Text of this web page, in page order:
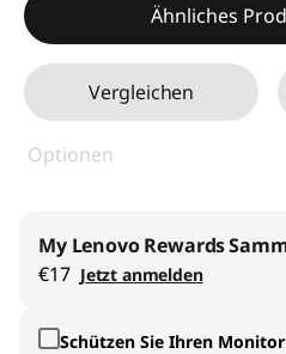
Ähnliches
Vergleichen
Optionen
My Lenovo Rewards
€17 Jetzt anmelden
Schützen Sie Ihren Monitor